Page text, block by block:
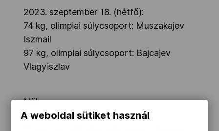
2023. szeptember 18. (hétfő):
74 kg, olimpiai súlycsoport: Muszakajev
Iszmail
97 kg, olimpiai súlycsoport: Bajcajev
Vlagyiszlav
Nők:
2023. szeptember 18. (hétfő):
A weboldal sütiket használ